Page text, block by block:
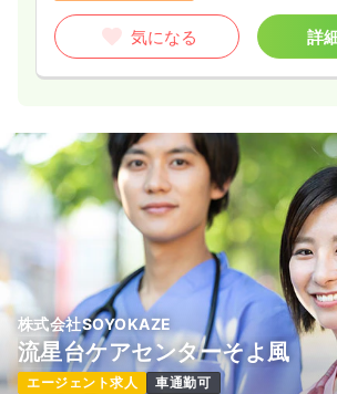
気になる 詳
株式会社SOYOKAZE
流星台ケアセンターそよ風
エージェント求人 車通勤可